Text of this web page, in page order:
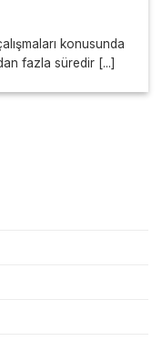
konusunda
fazla süredir [...]